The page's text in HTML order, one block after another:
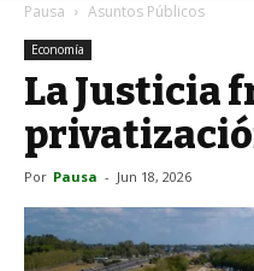
Pausa Asuntos Públicos
Economía
La Justicia
Por Pausa - Jun 18, 2026